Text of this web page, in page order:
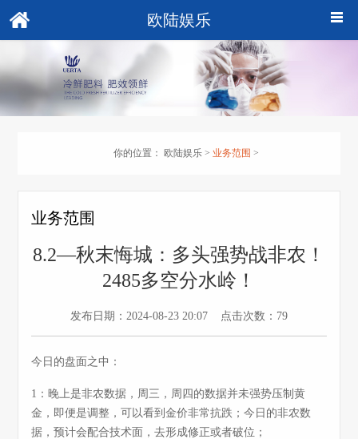
欧陆娱乐
你的位置： 欧陆娱乐 > 业务范围 >
业务范围
8.2—秋末悔城：多头强势战非农！
2485多空分水岭！
发布日期：2024-08-23 20:07 点击次数：79
今日的盘面之中：
1：晚上是非农数据，周三，周四的数据并未强势压制黄
金，即便是调整，可以看到金价非常抗跌；今日的非农数
据，预计会配合技术面，去形成修正或者破位；